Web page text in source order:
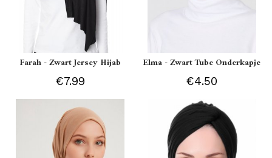
Farah - Zwart Jersey Hijab
€7.99
Elma - Zwart Tube Onderkapje
€4.50